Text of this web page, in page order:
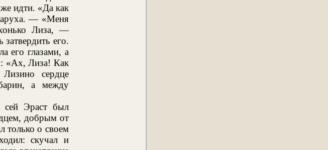
идти. «Да как
— «Меня
Лиза, —
его.
его глазами, а
«Ах, Лиза! Как
сердце
а между
сей Эраст был
добрым от
только о своем
скучал и